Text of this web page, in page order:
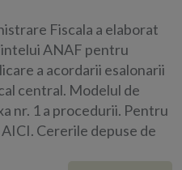
Fiscala a elaborat
ANAF pentru
a acordarii esalonarii
central. Modelul de
nr. 1 a procedurii. Pentru
Cererile depuse de